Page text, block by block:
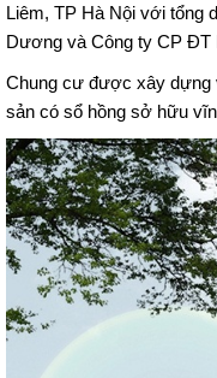
Liêm, TP Hà Nội với tổng
Dương và Công ty CP ĐT
Chung cư được xây dựng
sản có sổ hồng sở hữu